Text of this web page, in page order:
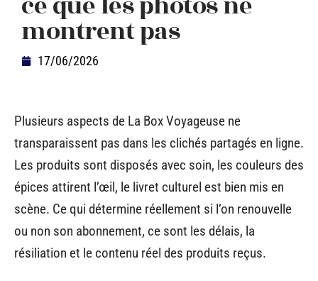
montrent pas
17/06/2026
Plusieurs aspects de La Box Voyageuse ne
transparaissent pas dans les clichés partagés en ligne.
Les produits sont disposés avec soin, les couleurs des
épices attirent l’œil, le livret culturel est bien mis en
scène. Ce qui détermine réellement si l’on renouvelle
ou non son abonnement, ce sont les délais, la
résiliation et le contenu réel des produits reçus.